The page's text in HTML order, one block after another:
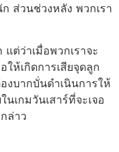
ส่วนช่วงหลัง พวกเรา
แต่ว่าเมื่อพวกเราจะ
ห้เกิดการเสียจุดลูก
งบากบั่นดำเนินการให้
เกมวันเสาร์ที่จะเจอ
ล่าว